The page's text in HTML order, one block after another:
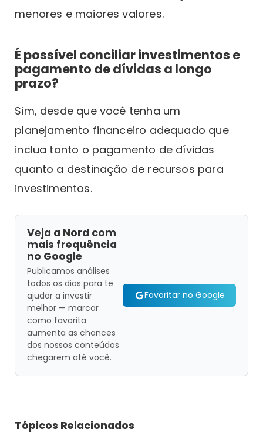
menores e maiores valores.
É possível conciliar investimentos e
pagamento de dívidas a longo
prazo?
Sim, desde que você tenha um
planejamento financeiro adequado que
inclua tanto o pagamento de dívidas
quanto a destinação de recursos para
investimentos.
Veja a Nord com
mais frequência
no Google
Publicamos análises
todos os dias para te
ajudar a investir
melhor — marcar
como favorita
aumenta as chances
dos nossos conteúdos
chegarem até você.
Favoritar no Google
Tópicos Relacionados